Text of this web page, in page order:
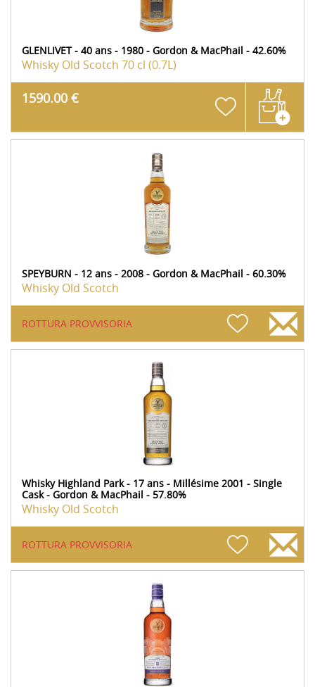
GLENLIVET - 40 ans - 1980 - Gordon & MacPhail - 42.60%
Whisky Old Scotch 70 cl (0.7L)
1590.00 €
SPEYBURN - 12 ans - 2008 - Gordon & MacPhail - 60.30%
Whisky Old Scotch
ROTTURA PROVVISORIA
Whisky Highland Park - 17 ans - Millésime 2001 - Single
Cask - Gordon & MacPhail - 57.80%
Whisky Old Scotch
ROTTURA PROVVISORIA